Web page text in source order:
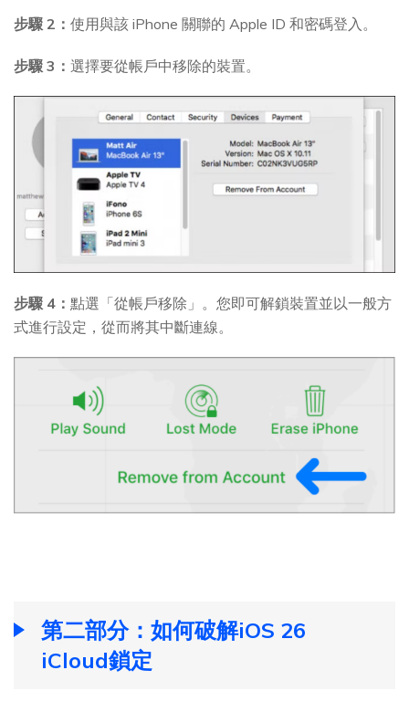
步驟 2： 使用與該 iPhone 關聯的 Apple ID 和密碼登入。
步驟 3： 選擇要從帳戶中移除的裝置。
步驟 4： 點選「從帳戶移除」。您即可解鎖裝置並以一般方
式進行設定，從而將其中斷連線。
第二部分：如何破解iOS 26
iCloud鎖定